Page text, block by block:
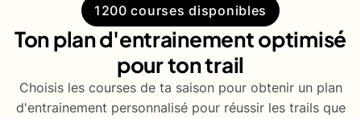
1200 courses disponibles
Ton plan d'entrainement optimisé
pour ton trail
Choisis les courses de ta saison pour obtenir un plan
d'entrainement personnalisé pour réussir les trails que